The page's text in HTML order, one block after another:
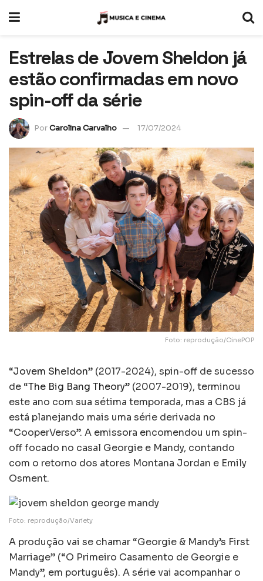
Estrelas de Jovem Sheldon já
estão confirmadas em novo
spin-off da série
PorCarolina Carvalho 17/07/2024
Foto: reprodução/CinePOP
“Jovem Sheldon” (2017-2024), spin-off de sucesso
de “The Big Bang Theory” (2007-2019), terminou
este ano com sua sétima temporada, mas a CBS já
está planejando mais uma série derivada no
“CooperVerso”. A emissora encomendou um spin-
off focado no casal Georgie e Mandy, contando
com o retorno dos atores Montana Jordan e Emily
Osment.
Foto: reprodução/Variety
A produção vai se chamar “Georgie & Mandy’s First
Marriage” (“O Primeiro Casamento de Georgie e
Mandy”, em português). A série vai acompanhar o